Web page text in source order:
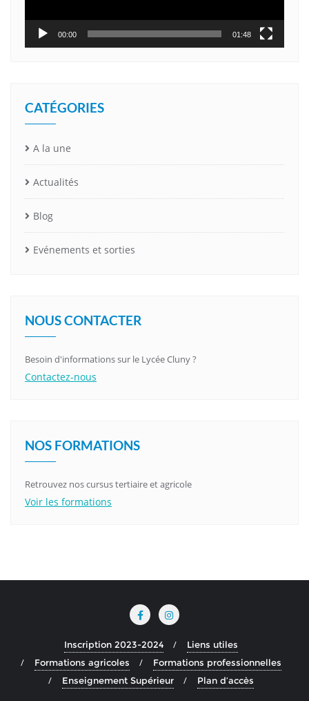
00:00 01:48
CATÉGORIES
A la une
Actualités
Blog
Evénements et sorties
NOUS CONTACTER
Besoin d'informations sur le Lycée Cluny ?
Contactez-nous
NOS FORMATIONS
Retrouvez nos cursus tertiaire et agricole
Voir les formations
Inscription 2023-2024
Liens utiles
Formations agricoles
Formations professionnelles
Enseignement Supérieur
Plan d’accès